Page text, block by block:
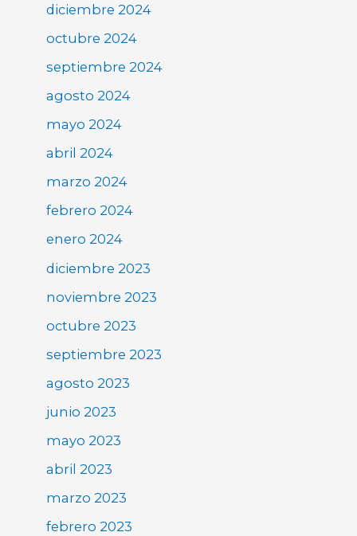
diciembre 2024
octubre 2024
septiembre 2024
agosto 2024
mayo 2024
abril 2024
marzo 2024
febrero 2024
enero 2024
diciembre 2023
noviembre 2023
octubre 2023
septiembre 2023
agosto 2023
junio 2023
mayo 2023
abril 2023
marzo 2023
febrero 2023